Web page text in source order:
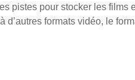
pistes pour stocker les films
formats vidéo, le